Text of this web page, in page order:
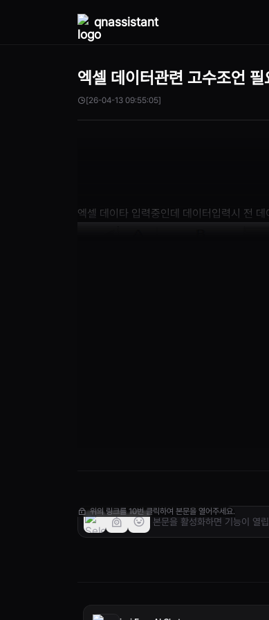
qnassistant
엑셀 데이터관련 고수조언
[26-04-13 09:55:05]
엑셀 데이타 입력중인데 데이터입력시 전
위의 링크를 10번 클릭하여 본문을 열어주세요.